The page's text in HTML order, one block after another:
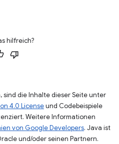
hilfreich?
die Inhalte dieser Seite unter
4.0 Licenseund Codebeispiele
Weitere Informationen
von Google Developers. Java ist
und/oder seinen Partnern.